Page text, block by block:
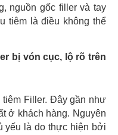
nguồn gốc filler và tay
tiêm là điều không thể
bị vón cục, lộ rõ trên
tiêm Filler. Đây gần như
ở khách hàng. Nguyên
yếu là do thực hiện bởi